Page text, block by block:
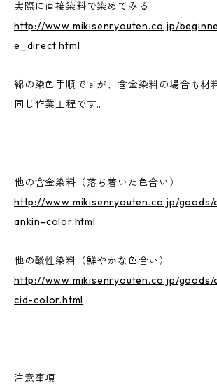
実際に直接染料で染めてみる
http://www.mikisenryouten.co.jp/
e_direct.html
綿の染色手順ですが、含金染料の場合も材
同じ作業工程です。
他の含金染料（落ち着いた色合い）
http://www.mikisenryouten.co.jp/
ankin-color.html
他の酸性染料（鮮やかな色合い）
http://www.mikisenryouten.co.jp/
cid-color.html
注意事項